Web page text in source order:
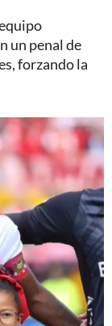
un penal de
forzando la